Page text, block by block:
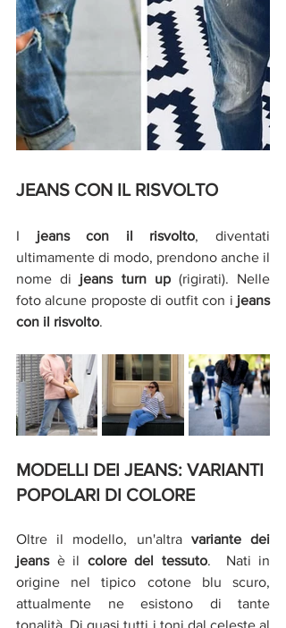
JEANS CON IL RISVOLTO
I jeans con il risvolto, diventati
ultimamente di modo, prendono anche il
nome di jeans turn up (rigirati). Nelle
foto alcune proposte di outfit con i jeans
con il risvolto.
MODELLI DEI JEANS: VARIANTI
POPOLARI DI COLORE
Oltre il modello, un'altra variante dei
jeans è il colore del tessuto.  Nati in
origine nel tipico cotone blu scuro,
attualmente ne esistono di tante
tonalità. Di quasi tutti i toni dal celeste al